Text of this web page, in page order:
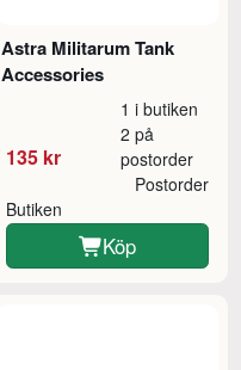
Astra Militarum Tank
Accessories
135 kr
1 i butiken
2 på
postorder
Butiken
Postorder
Köp